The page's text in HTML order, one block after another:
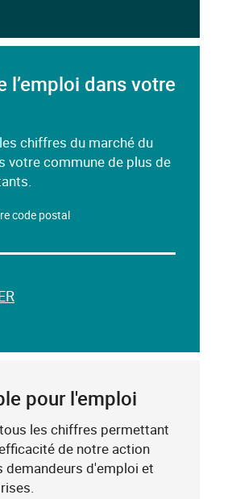
l’emploi dans votre
chiffres du marché du
votre commune de plus de
code postal
LA
CODE
pour l'emploi
les chiffres permettant
de notre action
demandeurs d'emploi et